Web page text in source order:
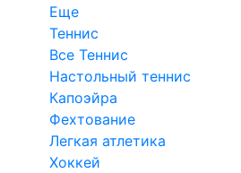
Еще
Теннис
Все Теннис
Настольный теннис
Капоэйра
Фехтование
Легкая атлетика
Хоккей